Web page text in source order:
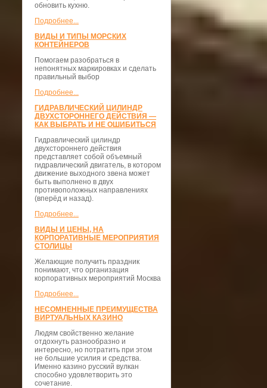
обновить кухню.
Подробнее...
ВИДЫ И ТИПЫ МОРСКИХ
КОНТЕЙНЕРОВ
Помогаем разобраться в
непонятных маркировках и сделать
правильный выбор
Подробнее...
ГИДРАВЛИЧЕСКИЙ ЦИЛИНДР
ДВУХСТОРОННЕГО ДЕЙСТВИЯ —
КАК ВЫБРАТЬ И НЕ ОШИБИТЬСЯ
Гидравлический цилиндр
двухстороннего действия
представляет собой объемный
гидравлический двигатель, в котором
движение выходного звена может
быть выполнено в двух
противоположных направлениях
(вперёд и назад).
Подробнее...
ВИДЫ И ЦЕНЫ, НА
КОРПОРАТИВНЫЕ МЕРОПРИЯТИЯ
СТОЛИЦЫ
Желающие получить праздник
понимают, что организация
корпоративных мероприятий Москва
Подробнее...
НЕСОМНЕННЫЕ ПРЕИМУЩЕСТВА
ВИРТУАЛЬНЫХ КАЗИНО
Людям свойственно желание
отдохнуть разнообразно и
интересно, но потратить при этом
не большие усилия и средства.
Именно казино русский вулкан
способно удовлетворить это
сочетание.